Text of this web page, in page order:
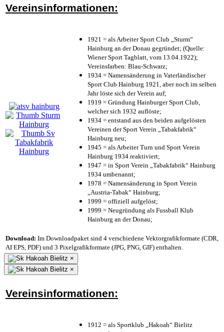
Vereinsinformationen:
1921 = als Arbeiter Sport Club „Sturm“
Hainburg an der Donau gegründet; (Quelle:
Wiener Sport Tagblatt, vom 13.04.1922);
Vereinsfarben: Blau-Schwarz;
1934 = Namensänderung in Vaterländischer
Sport Club Hainburg 1921, aber noch im selben
Jahr löste sich der Verein auf;
1919 = Gründung Hainburger Sport Club,
welcher sich 1932 auflöste;
1934 = entstand aus den beiden aufgelösten
Vereinen der Sport Verein „Tabakfabrik“
Hainburg neu;
1945 = als Arbeiter Turn und Sport Verein
Hainburg 1934 reaktiviert;
1947 = in Sport Verein „Tabakfabrik“ Hainburg
1934 umbenannt;
1978 = Namensänderung in Sport Verein
„Austria-Tabak“ Hainburg;
1999 = offiziell aufgelöst;
1999 = Neugründung als Fussball Klub
Hainburg an der Donau;
Download: Im Downloadpaket sind 4 verschiedene Vektorgrafikformate (CDR,
AI EPS, PDF) und 3 Pixelgrafikformate (JPG, PNG, GIF) enthalten.
×
×
Vereinsinformationen:
1912 = als Sportklub „Hakoah“ Bielitz